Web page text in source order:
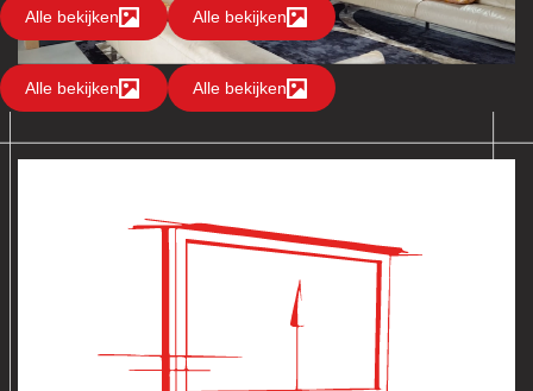
Alle bekijken Alle bekijken
Alle bekijken Alle bekijken